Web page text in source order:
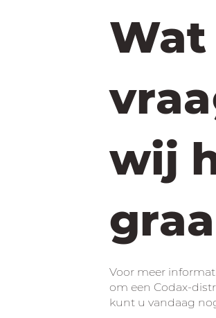
wij
Voor meer
om een Codax-
kunt u vandaag